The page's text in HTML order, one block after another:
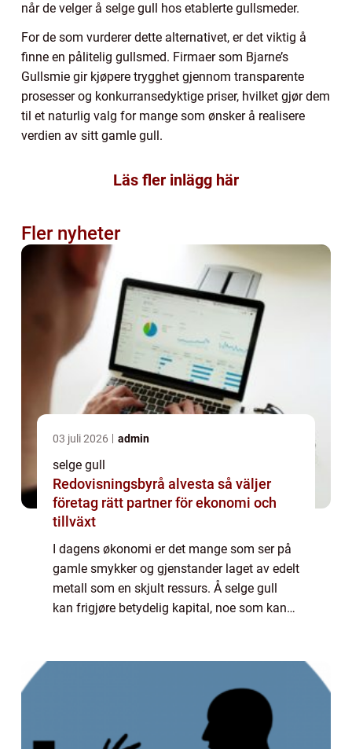
når de velger å selge gull hos etablerte gullsmeder.
For de som vurderer dette alternativet, er det viktig å
finne en pålitelig gullsmed. Firmaer som Bjarne’s
Gullsmie gir kjøpere trygghet gjennom transparente
prosesser og konkurransedyktige priser, hvilket gjør dem
til et naturlig valg for mange som ønsker å realisere
verdien av sitt gamle gull.
Läs fler inlägg här
Fler nyheter
03 juli 2026 admin
selge gull
Redovisningsbyrå alvesta så väljer
företag rätt partner för ekonomi och
tillväxt
I dagens økonomi er det mange som ser på
gamle smykker og gjenstander laget av edelt
metall som en skjult ressurs. Å selge gull
kan frigjøre betydelig kapital, noe som kan